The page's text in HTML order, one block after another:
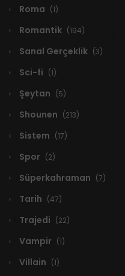
Roma (1)
Romantik (194)
Sanal Gerçeklik (3)
Sci-fi (1)
Şeytan (5)
Shounen (213)
Sistem (17)
Spor (2)
Süperkahraman (7)
Tarih (47)
Trajedi (22)
Vampir (1)
Villain (1)